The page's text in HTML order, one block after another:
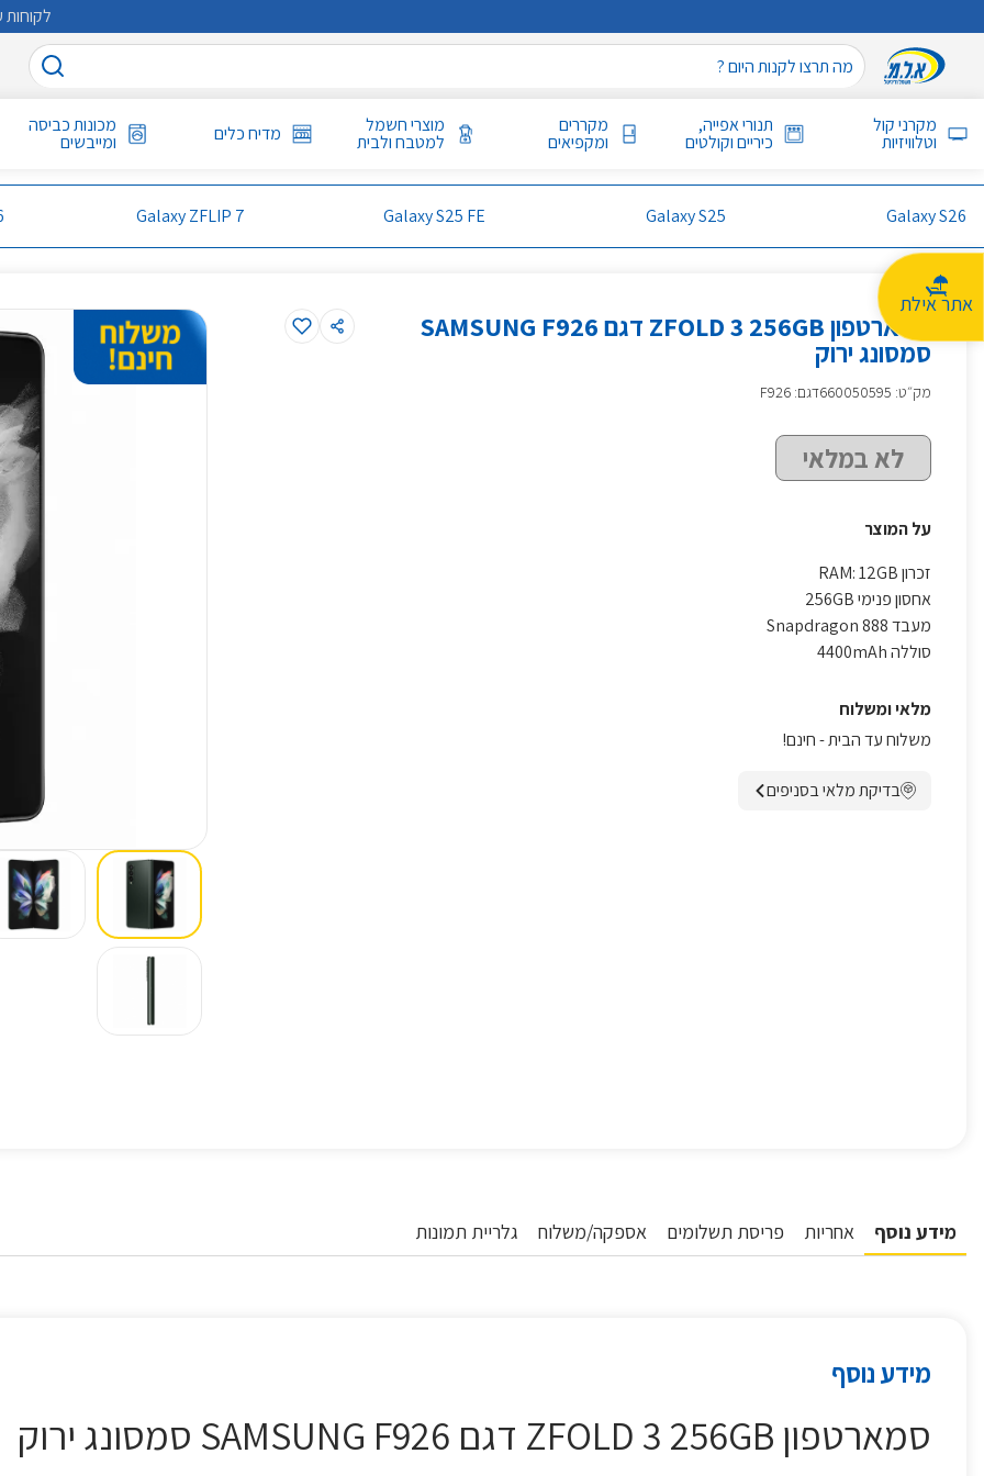
אתר אילת
לקוחות
מקרני קול
וטלוויזיות
תנורי אפייה,
כיריים וקולטים
מקררים
ומקפיאים
מוצרי חשמל
למטבח ולבית מדיח כלים מכונות כביסה
ומייבשים
Galaxy S26
Galaxy S25
Galaxy S25 FE
Galaxy ZFLIP 7
סמארטפון ZFOLD 3 256GB דגם SAMSUNG F926
סמסונג ירוק
מק״ט:
660050595דגם: F926
לא במלאי
על המוצר
זכרון RAM: 12GB
אחסון פנימי 256GB
מעבד Snapdragon 888
סוללה 4400mAh
מלאי ומשלוח
משלוח עד הבית - חינם!
בדיקת מלאי בסניפים
מידע נוסף אחריות פריסת תשלומים אספקה/משלוח גלריית תמונות
מידע נוסף
סמארטפון ZFOLD 3 256GB דגם SAMSUNG F926 סמסונג ירוק